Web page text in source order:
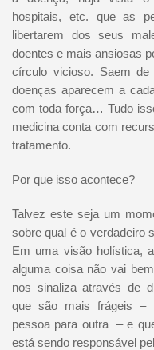
hospitais, etc. que as
libertarem dos seus
doentes e mais ansiosas
círculo vicioso. Saem
doenças aparecem a
com toda força… Tudo
medicina conta com
tratamento.
Por que isso acontece?
Talvez este seja um
sobre qual é o verdadeiro
Em uma visão holística,
alguma coisa não vai
nos sinaliza através de
que são mais frágeis –
pessoa para outra – e
está sendo responsável